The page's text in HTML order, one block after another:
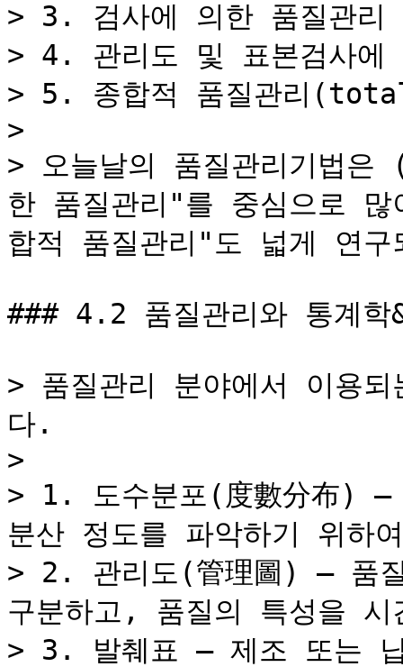
> 3. 검사에 의한 품질관리
> 4. 관리도 및 표본검사에
> 5. 종합적 품질관리
>
> 오늘날의 품질관리기법
한 품질관리"를 중심으로
합적 품질관리"도 넓게 연
### 4.2 품질관리와 통계학
> 품질관리 분야에서 이용
다.
>
> 1. 도수분포(度數分布) ―
분산 정도를 파악하기 위하
> 2. 관리도(管理圖) ― 품질
구분하고, 품질의 특성을 시
> 3. 발췌표 ― 제조 또는